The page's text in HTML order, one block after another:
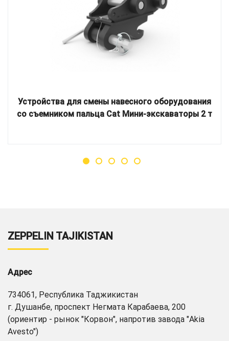
Устройства для смены навесного оборудования
со съемником пальца Cat Мини-экскаваторы 2 т
ZEPPELIN TAJIKISTAN
Адрес
734061, Республика Таджикистан
г. Душанбе, проспект Негмата Карабаева, 200
(ориентир - рынок "Корвон", напротив завода "Akia
Avesto")